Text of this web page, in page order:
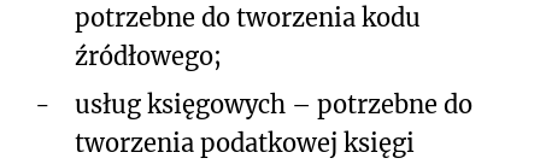
potrzebne do tworzenia kodu
źródłowego;
-
usług księgowych – potrzebne do
tworzenia podatkowej księgi